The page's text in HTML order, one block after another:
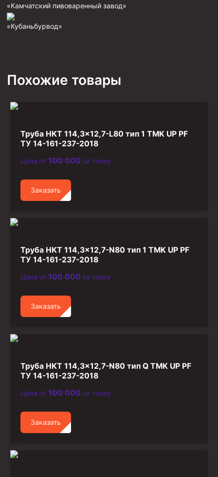
Фрезеры пилотные
Райберы конусные
Ключи
Колокола ловильные
Быстроразъёмные соединения (БРС)
Рукава буровые
Стропы
Стропы цепные
Канаты стальные
Элементы линии обвязки
«Камчатский пивоваренный завод»
«Кубаньбурвод»
Похожие товары
Труба НКТ 114,3×12,7-L80 тип 1 TMK UP PF
ТУ 14-161-237-2018
Цена от 100 000 за тонну
Заказать
Труба НКТ 114,3×12,7-N80 тип 1 TMK UP PF
ТУ 14-161-237-2018
Цена от 100 000 за тонну
Заказать
Труба НКТ 114,3×12,7-N80 тип Q TMK UP PF
ТУ 14-161-237-2018
Цена от 100 000 за тонну
Заказать